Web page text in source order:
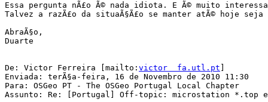
Essa pergunta nÃ£o Ã© nada idiota. E Ã© muito
Talvez a razÃ£o da situaÃ§Ã£o se manter atÃ© hoje
AbraÃ§o,
Duarte
De: Victor Ferreira [mailto: victor  fa.utl.pt
Enviada: terÃ§a-feira, 16 de Novembro de 2010 11:30
Para: OSGeo PT - The OSGeo Portugal Local Chapter
Assunto: Re: [Portugal] Off-topic: microstation *.top